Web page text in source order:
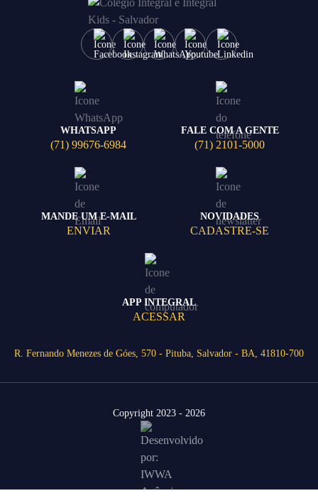
WHATSAPP
(71) 99676-6984
FALE COM A GENTE
(71) 2101-5000
MANDE UM E-MAIL
ENVIAR
NOVIDADES
CADASTRE-SE
APP INTEGRAL
ACESSAR
R. Fernando Menezes de Góes, 570 - Pituba, Salvador - BA, 41810-700
Copyright 2023 - 2026